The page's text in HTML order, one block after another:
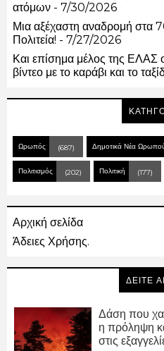
ατόμων - 7/30/2026
Μια αξέχαστη αναδρομή στα
Πολιτεία! - 7/27/2026
Και επίσημα μέλος της ΕΛΑΣ
βίντεο με το καράβι και το
Ωρωπός (687) Δημοτικά Νέα
Πολιτισμός (202) Πολιτική (177)
Αρχική σελίδα
Άδειες Χρήσης.
ΔΕΙΤΕ
Δάση που
η πρόληψη
στις